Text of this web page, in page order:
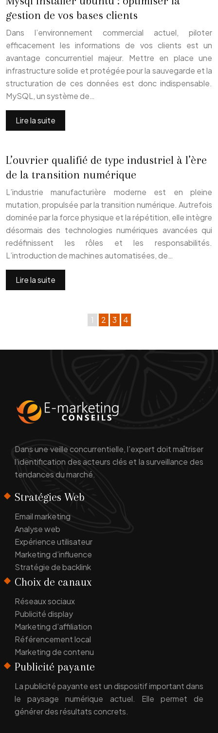
gestion de vos bases clients
Dans l’environnement commercial actuel, piloter
efficacement les informations de vos clients est un
avantage concurrentiel majeur. Mettre en place une
infrastructure solide et protégée pour la sauvegarde et la
structuration de ces données est donc indispensable.
MySQL, un système de…
Lire la suite
L’ouvrier qualifié de type industriel à l’ère
de la transition numérique
L’industrie manufacturière moderne est en pleine
mutation, propulsée par la transition numérique. Autrefois
dominée par la force physique et la répétition, elle intègre
désormais des technologies numériques avancées qui
redéfinissent les rôles et les responsabilités.
L’introduction de machines automatisées, de…
Lire la suite
1 2 3 4
Dans une veille concurrentielle, l’expert doit maîtriser
l’identification des acteurs clés et la surveillance des
tendances du marché.
Stratégies Web
Email marketing
Analyse web
Expérience utilisateur
Marketing d’influence
Stratégie de backlink
Choix de canaux
Réseaux sociaux
Publicité display
Marketing d’affiliation
Référencement local
Marketing de contenu
Publicité payante
La publicité payante est un dispositif important dans
le paysage numérique actuel. Elle permet de
générer des résultats concrets.